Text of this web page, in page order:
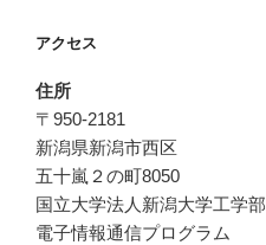
アクセス
住所
〒950-2181
新潟県新潟市西区
五十嵐２の町8050
国立大学法人新潟大学工学部
電子情報通信プログラム